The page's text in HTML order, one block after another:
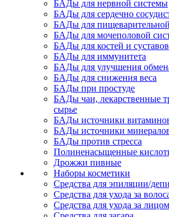
БАДы для нервной системы
БАДы для сердечно
БАДы для
БАДы для мочеполовой
БАДы для костей и суставов
БАДы для иммунитета
БАДы для улучшения
БАДы для снижения веса
БАДы при простуде
БАДы чаи, лекарственные
сырье
БАДы источники
БАДы источники
БАДы против стресса
Полиненасыщенные
Дрожжи пивные
Наборы косметики
Средства для эпиляции/
Средства для ухода за
Средства для ухода за лицом